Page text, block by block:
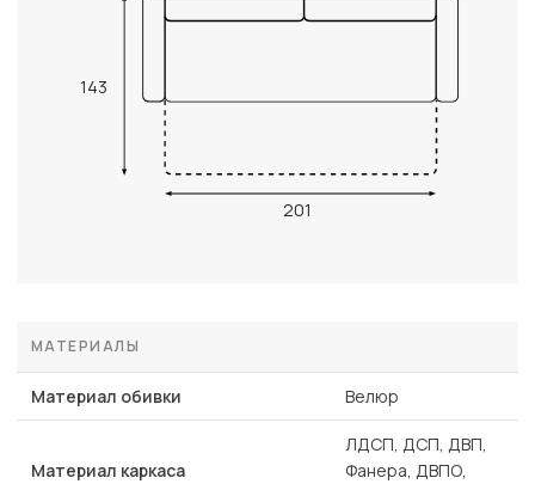
143
201
МАТЕРИАЛЫ
Материал обивки Велюр
Материал каркаса
ЛДСП, ДСП, ДВП,
Фанера, ДВПО,